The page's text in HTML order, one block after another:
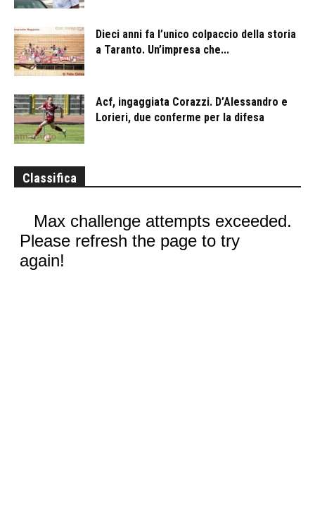
Dieci anni fa l’unico colpaccio della storia
a Taranto. Un’impresa che...
Acf, ingaggiata Corazzi. D’Alessandro e
Lorieri, due conferme per la difesa
Classifica